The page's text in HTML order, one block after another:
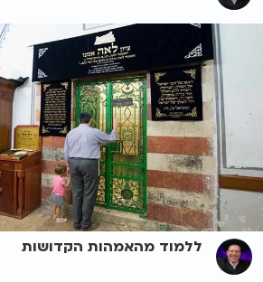
ללמוד מהאמהות הקדושות